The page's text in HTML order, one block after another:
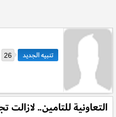
26
التعاونية للتامين..